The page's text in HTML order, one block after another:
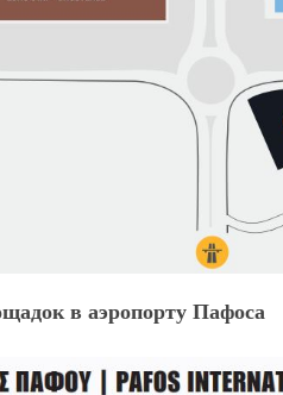
в аэропорту Пафоса